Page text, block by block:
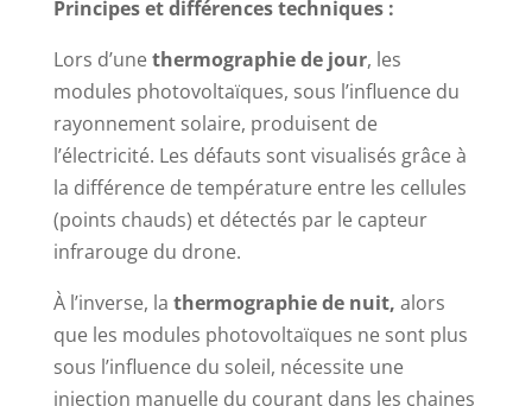
Principes et différences techniques :
Lors d’unethermographie de jour, les
modules photovoltaïques, sous l’influence du
rayonnement solaire, produisent de
l’électricité. Les défauts sont visualisés grâce à
la différence de température entre les cellules
(points chauds) et détectés par le capteur
infrarouge du drone.
À l’inverse, la thermographie de nuit, alors
que les modules photovoltaïques ne sont plus
sous l’influence du soleil, nécessite une
injection manuelle du courant dans les chaines